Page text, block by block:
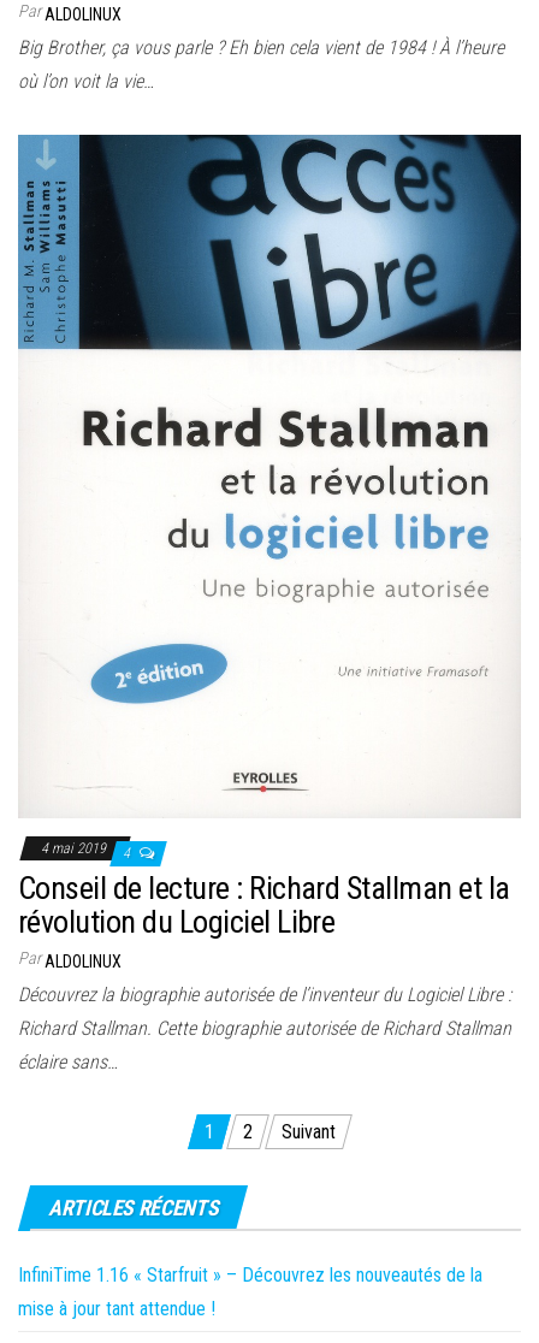
ParALDOLINUX
Big Brother, ça vous parle ? Eh bien cela vient de 1984 ! À l’heure
où l’on voit la vie…
4 mai 2019 4
Conseil de lecture : Richard Stallman et la
révolution du Logiciel Libre
ParALDOLINUX
Découvrez la biographie autorisée de l’inventeur du Logiciel Libre :
Richard Stallman. Cette biographie autorisée de Richard Stallman
éclaire sans…
des
publications
1 2 Suivant
ARTICLES RÉCENTS
InfiniTime 1.16 « Starfruit » – Découvrez les nouveautés de la
mise à jour tant attendue !